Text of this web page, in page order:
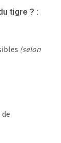
tigre ? :
(selon